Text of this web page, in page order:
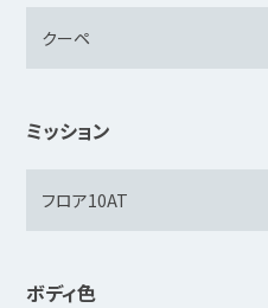
ミッション
ボディ色